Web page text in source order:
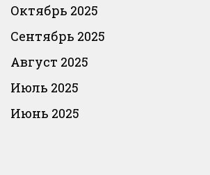
Октябрь 2025
Сентябрь 2025
Август 2025
Июль 2025
Июнь 2025